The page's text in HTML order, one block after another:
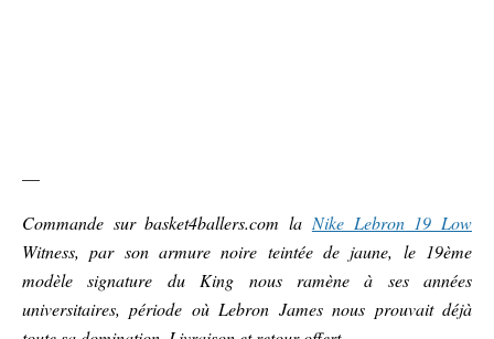
—
Commande sur basket4ballers.com la Nike Lebron 19 Low
Witness, par son armure noire teintée de jaune, le 19ème
modèle signature du King nous ramène à ses années
universitaires, période où Lebron James nous prouvait déjà